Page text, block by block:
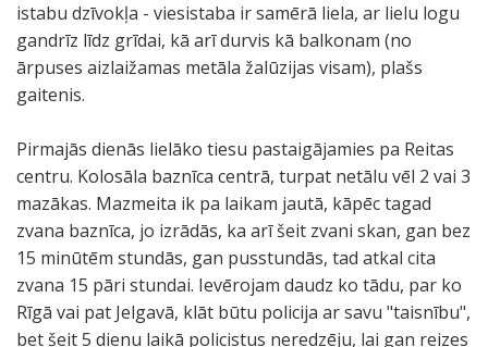
istabu dzīvokļa - viesistaba ir samērā liela, ar lielu logu
gandrīz līdz grīdai, kā arī durvis kā balkonam (no
ārpuses aizlaižamas metāla žalūzijas visam), plašs
gaitenis.
Pirmajās dienās lielāko tiesu pastaigājamies pa Reitas
centru. Kolosāla baznīca centrā, turpat netālu vēl 2 vai 3
mazākas. Mazmeita ik pa laikam jautā, kāpēc tagad
zvana baznīca, jo izrādās, ka arī šeit zvani skan, gan bez
15 minūtēm stundās, gan pusstundās, tad atkal cita
zvana 15 pāri stundai. Ievērojam daudz ko tādu, par ko
Rīgā vai pat Jelgavā, klāt būtu policija ar savu "taisnību",
bet šeit 5 dienu laikā policistus neredzēju, lai gan reizes